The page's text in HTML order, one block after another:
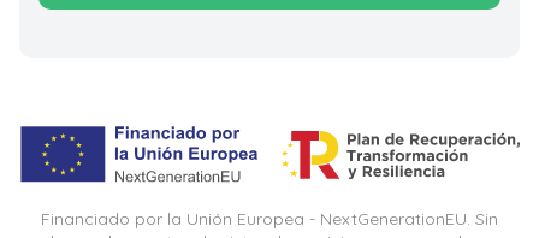
Financiado por la Unión Europea - NextGenerationEU. Sin